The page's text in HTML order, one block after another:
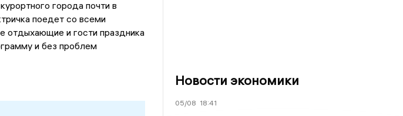
города почти в
поедет со всеми
отдыхающие и гости праздника
и без проблем
Новости экономики
05/08 18:41